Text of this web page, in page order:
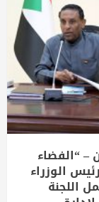
– “الفضاء
الوزراء
اللجنة